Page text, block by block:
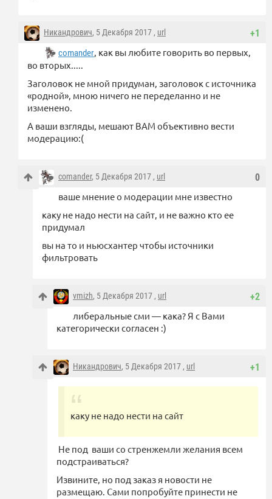
+1
Никандрович, 5 Декабря 2017 , url
comander , как вы любите говорить во первых,
во вторых.....
Заголовок не мной придуман, заголовок с источника
«родной», мною ничего не переделанно и не
изменено.
А ваши взгляды, мешают ВАМ объективно вести
модерацию:(
0
comander, 5 Декабря 2017 , url
ваше мнение о модерации мне известно
каку не надо нести на сайт, и не важно кто ее
придумал
вы на то и ньюсхантер чтобы источники
фильтровать
+2
vmizh, 5 Декабря 2017 , url
либеральные сми — кака? Я с Вами
категорически согласен :)
+1
Никандрович, 5 Декабря 2017 , url
каку не надо нести на сайт
Не под ваши со стренжемли желания всем
подстраиваться?
Извините, но под заказ я новости не
размещаю. Сами попробуйте принести не